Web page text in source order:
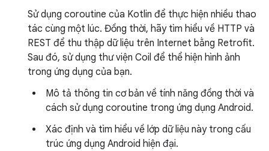
Sử dụng coroutine của Kotlin để thực hiện nhiều thao
tác cùng một lúc. Đồng thời, hãy tìm hiểu về HTTP và
REST để thu thập dữ liệu trên Internet bằng Retrofit.
Sau đó, sử dụng thư viện Coil để thể hiện hình ảnh
trong ứng dụng của bạn.
Mô tả thông tin cơ bản về tính năng đồng thời và
cách sử dụng coroutine trong ứng dụng Android.
Xác định và tìm hiểu về lớp dữ liệu này trong cấu
trúc ứng dụng Android hiện đại.